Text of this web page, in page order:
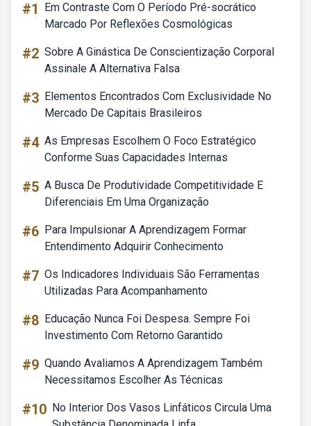
#1
Em Contraste Com O Período Pré-socrático
Marcado Por Reflexões Cosmológicas
#2 Sobre A Ginástica De Conscientização Corporal
Assinale A Alternativa Falsa
#3 Elementos Encontrados Com Exclusividade No
Mercado De Capitais Brasileiros
#4 As Empresas Escolhem O Foco Estratégico
Conforme Suas Capacidades Internas
#5 A Busca De Produtividade Competitividade E
Diferenciais Em Uma Organização
#6 Para Impulsionar A Aprendizagem Formar
Entendimento Adquirir Conhecimento
#7 Os Indicadores Individuais São Ferramentas
Utilizadas Para Acompanhamento
#8 Educação Nunca Foi Despesa. Sempre Foi
Investimento Com Retorno Garantido
#9 Quando Avaliamos A Aprendizagem Também
Necessitamos Escolher As Técnicas
#10 No Interior Dos Vasos Linfáticos Circula Uma